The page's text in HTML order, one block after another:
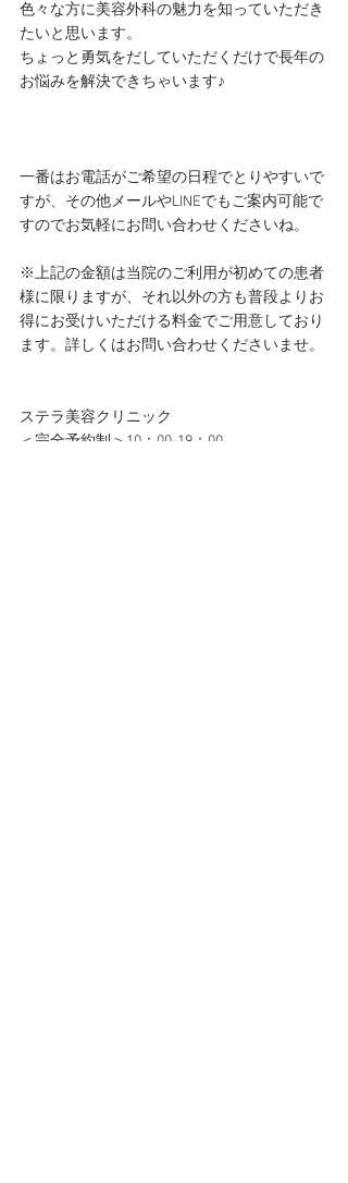
色々な方に美容外科の魅力を知っていただき
たいと思います。
ちょっと勇気をだしていただくだけで長年の
お悩みを解決できちゃいます♪
一番はお電話がご希望の日程でとりやすいで
すが、その他メールやLINEでもご案内可能で
すのでお気軽にお問い合わせくださいね。
※上記の金額は当院のご利用が初めての患者
様に限りますが、それ以外の方も普段よりお
得にお受けいただける料金でご用意しており
ます。詳しくはお問い合わせくださいませ。
ステラ美容クリニック
＜完全予約制＞10：00-19：00